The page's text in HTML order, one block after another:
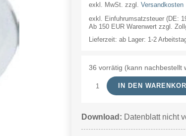
exkl. MwSt. zzgl. Versandkosten
exkl. Einfuhrumsatzsteuer (DE:
Ab 150 EUR Warenwert zzgl.
Lieferzeit: ab Lager: 1-2
36 vorrätig (kann nachbestellt
Signallampe
3.5V
IN DEN
Download: Datenblatt nicht